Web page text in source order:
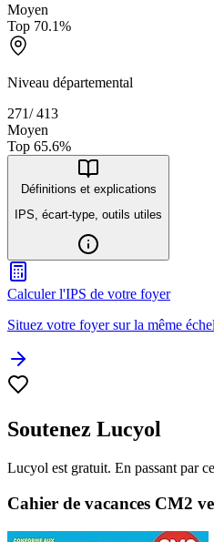
Moyen
Top 70.1%
Niveau départemental
271/413
Moyen
Top 65.6%
Définitions et explications
IPS, écart-type, outils utiles
Calculer l'IPS de votre foyer
Situez votre foyer sur la même
Soutenez Lucyol
Lucyol est gratuit. En passant par
Cahier de vacances CM2